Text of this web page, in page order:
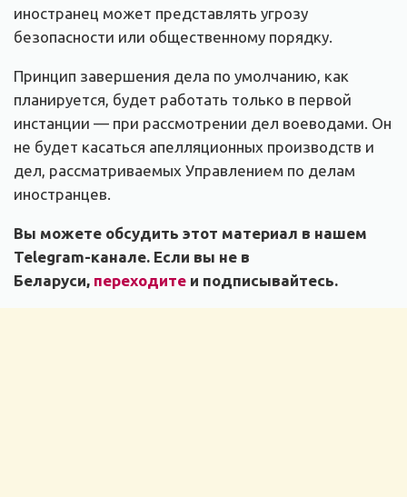
иностранец может представлять угрозу
безопасности или общественному порядку.
Принцип завершения дела по умолчанию, как
планируется, будет работать только в первой
инстанции — при рассмотрении дел воеводами. Он
не будет касаться апелляционных производств и
дел, рассматриваемых Управлением по делам
иностранцев.
Вы можете обсудить этот материал в нашем
Telegram-канале. Если вы не в
Беларуси, переходите и подписывайтесь.